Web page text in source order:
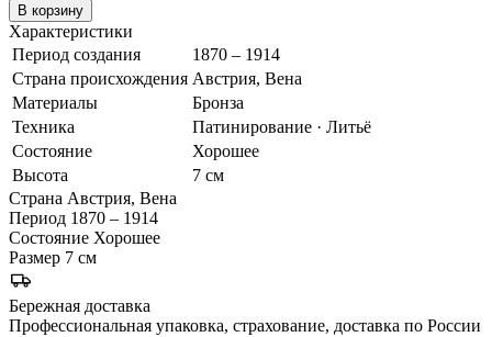
В корзину
Характеристики
Период создания
1870 – 1914
Страна происхождения Австрия, Вена
Материалы
Бронза
Техника
Патинирование · Литьё
Состояние
Хорошее
Высота
7 см
Страна Австрия, Вена
Период 1870 – 1914
Состояние Хорошее
Размер 7 см
Бережная доставка
Профессиональная упаковка, страхование, доставка по России